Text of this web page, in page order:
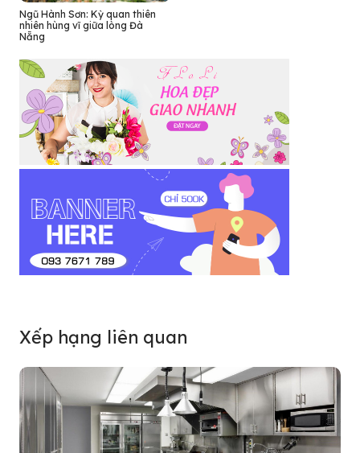
Ngũ Hành Sơn: Kỳ quan thiên
nhiên hùng vĩ giữa lòng Đà
Nẵng
Xếp hạng liên quan